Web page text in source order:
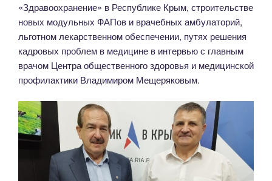
«Здравоохранение» в Республике Крым, строительстве
новых модульных ФАПов и врачебных амбулаторий,
льготном лекарственном обеспечении, путях решения
кадровых проблем в медицине в интервью с главным
врачом Центра общественного здоровья и медицинской
профилактики Владимиром Мещеряковым.